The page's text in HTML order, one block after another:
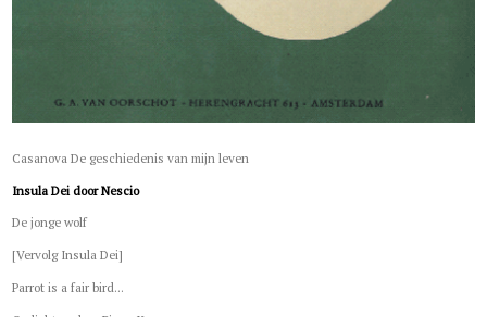
Casanova De geschiedenis van mijn leven
Insula Dei door Nescio
De jonge wolf
[Vervolg Insula Dei]
Parrot is a fair bird...